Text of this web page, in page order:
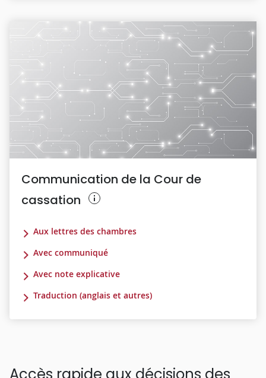
Communication de la Cour de
cassation
Aux lettres des chambres
Avec communiqué
Avec note explicative
Traduction (anglais et autres)
Accès rapide aux décisions des